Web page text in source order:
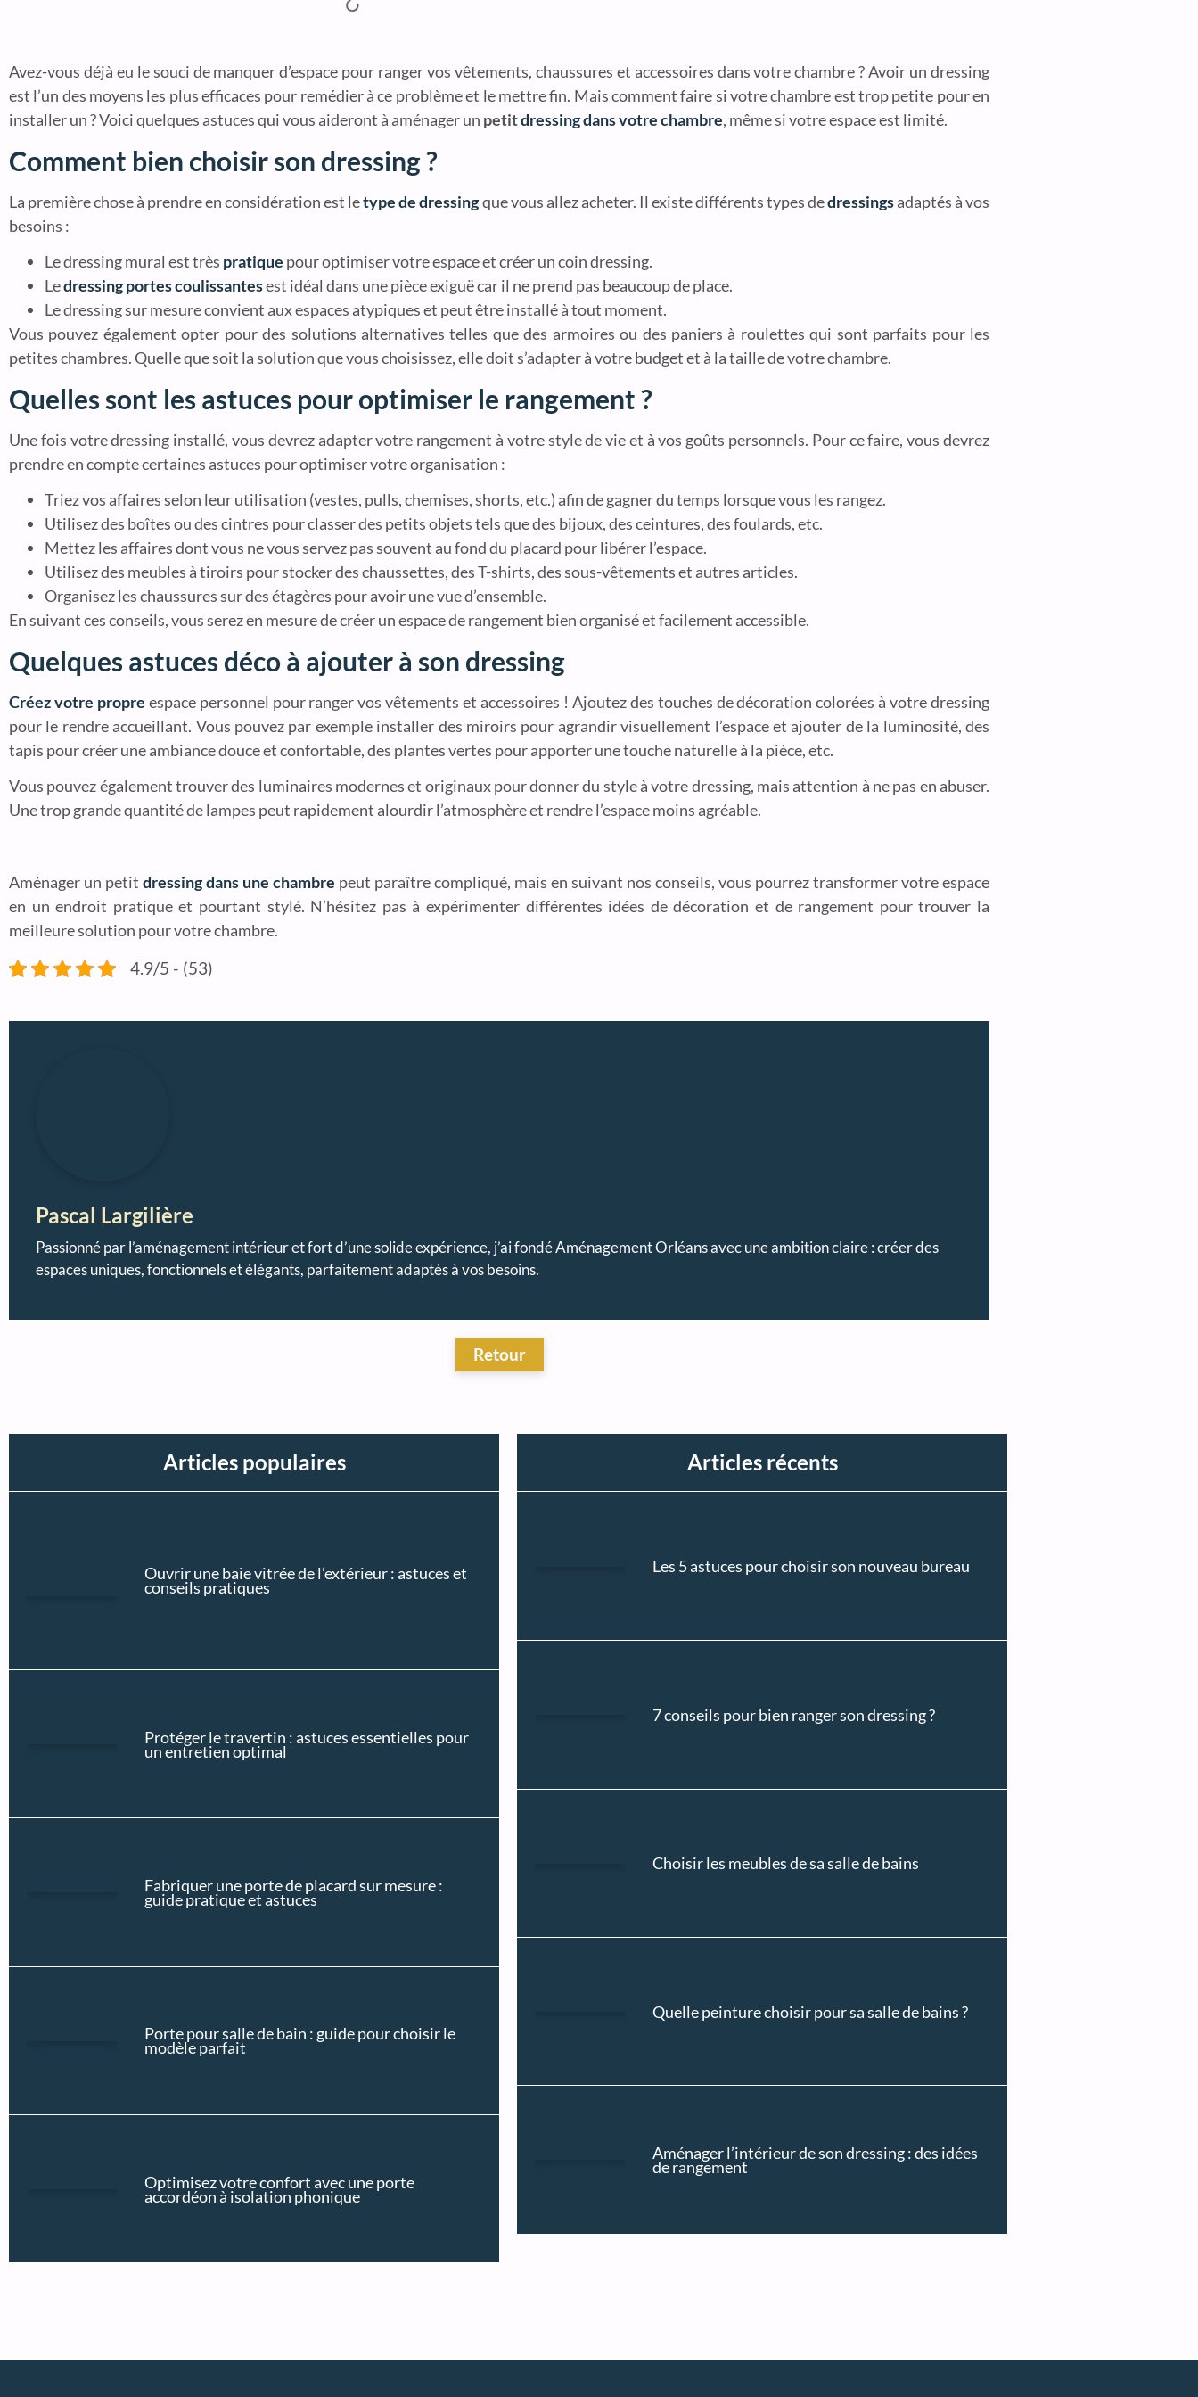
Avez-vous déjà eu le souci de manquer d’espace pour ranger vos vêtements, chaussures et accessoires dans votre chambre ? Avoir un dressing
est l’un des moyens les plus efficaces pour remédier à ce problème et le mettre fin. Mais comment faire si votre chambre est trop petite pour en
installer un ? Voici quelques astuces qui vous aideront à aménager un petitdressing dans votre chambre, même si votre espace est limité.
Comment bien choisir son dressing ?
La première chose à prendre en considération est letype de dressingque vous allez acheter. Il existe différents types dedressingsadaptés à vos
besoins :
Le dressing mural est très pratique pour optimiser votre espace et créer un coin dressing.
Ledressing portes coulissantesest idéal dans une pièce exiguë car il ne prend pas beaucoup de place.
Le dressing sur mesure convient aux espaces atypiques et peut être installé à tout moment.
Vous pouvez également opter pour des solutions alternatives telles que des armoires ou des paniers à roulettes qui sont parfaits pour les
petites chambres. Quelle que soit la solution que vous choisissez, elle doit s’adapter à votre budget et à la taille de votre chambre.
Quelles sont les astuces pour optimiser le rangement ?
Une fois votre dressing installé, vous devrez adapter votre rangement à votre style de vie et à vos goûts personnels. Pour ce faire, vous devrez
prendre en compte certaines astuces pour optimiser votre organisation :
Triez vos affaires selon leur utilisation (vestes, pulls, chemises, shorts, etc.) afin de gagner du temps lorsque vous les rangez.
Utilisez des boîtes ou des cintres pour classer des petits objets tels que des bijoux, des ceintures, des foulards, etc.
Mettez les affaires dont vous ne vous servez pas souvent au fond du placard pour libérer l’espace.
Utilisez des meubles à tiroirs pour stocker des chaussettes, des T-shirts, des sous-vêtements et autres articles.
Organisez les chaussures sur des étagères pour avoir une vue d’ensemble.
En suivant ces conseils, vous serez en mesure de créer un espace de rangement bien organisé et facilement accessible.
Quelques astuces déco à ajouter à son dressing
Créez votre propre espace personnel pour ranger vos vêtements et accessoires ! Ajoutez des touches de décoration colorées à votre dressing
pour le rendre accueillant. Vous pouvez par exemple installer des miroirs pour agrandir visuellement l’espace et ajouter de la luminosité, des
tapis pour créer une ambiance douce et confortable, des plantes vertes pour apporter une touche naturelle à la pièce, etc.
Vous pouvez également trouver des luminaires modernes et originaux pour donner du style à votre dressing, mais attention à ne pas en abuser.
Une trop grande quantité de lampes peut rapidement alourdir l’atmosphère et rendre l’espace moins agréable.
Aménager un petit dressing dans une chambre peut paraître compliqué, mais en suivant nos conseils, vous pourrez transformer votre espace
en un endroit pratique et pourtant stylé. N’hésitez pas à expérimenter différentes idées de décoration et de rangement pour trouver la
meilleure solution pour votre chambre.
4.9/5 - (53)
Pascal Largilière
Passionné par l’aménagement intérieur et fort d’une solide expérience, j’ai fondé Aménagement Orléans avec une ambition claire : créer des
espaces uniques, fonctionnels et élégants, parfaitement adaptés à vos besoins.
Articles populaires
Ouvrir une baie vitrée de l’extérieur : astuces et
conseils pratiques
Protéger le travertin : astuces essentielles pour
un entretien optimal
Fabriquer une porte de placard sur mesure :
guide pratique et astuces
Porte pour salle de bain : guide pour choisir le
modèle parfait
Optimisez votre confort avec une porte
accordéon à isolation phonique
Articles récents
Les 5 astuces pour choisir son nouveau bureau
7 conseils pour bien ranger son dressing ?
Choisir les meubles de sa salle de bains
Quelle peinture choisir pour sa salle de bains ?
Aménager l’intérieur de son dressing : des idées
de rangement